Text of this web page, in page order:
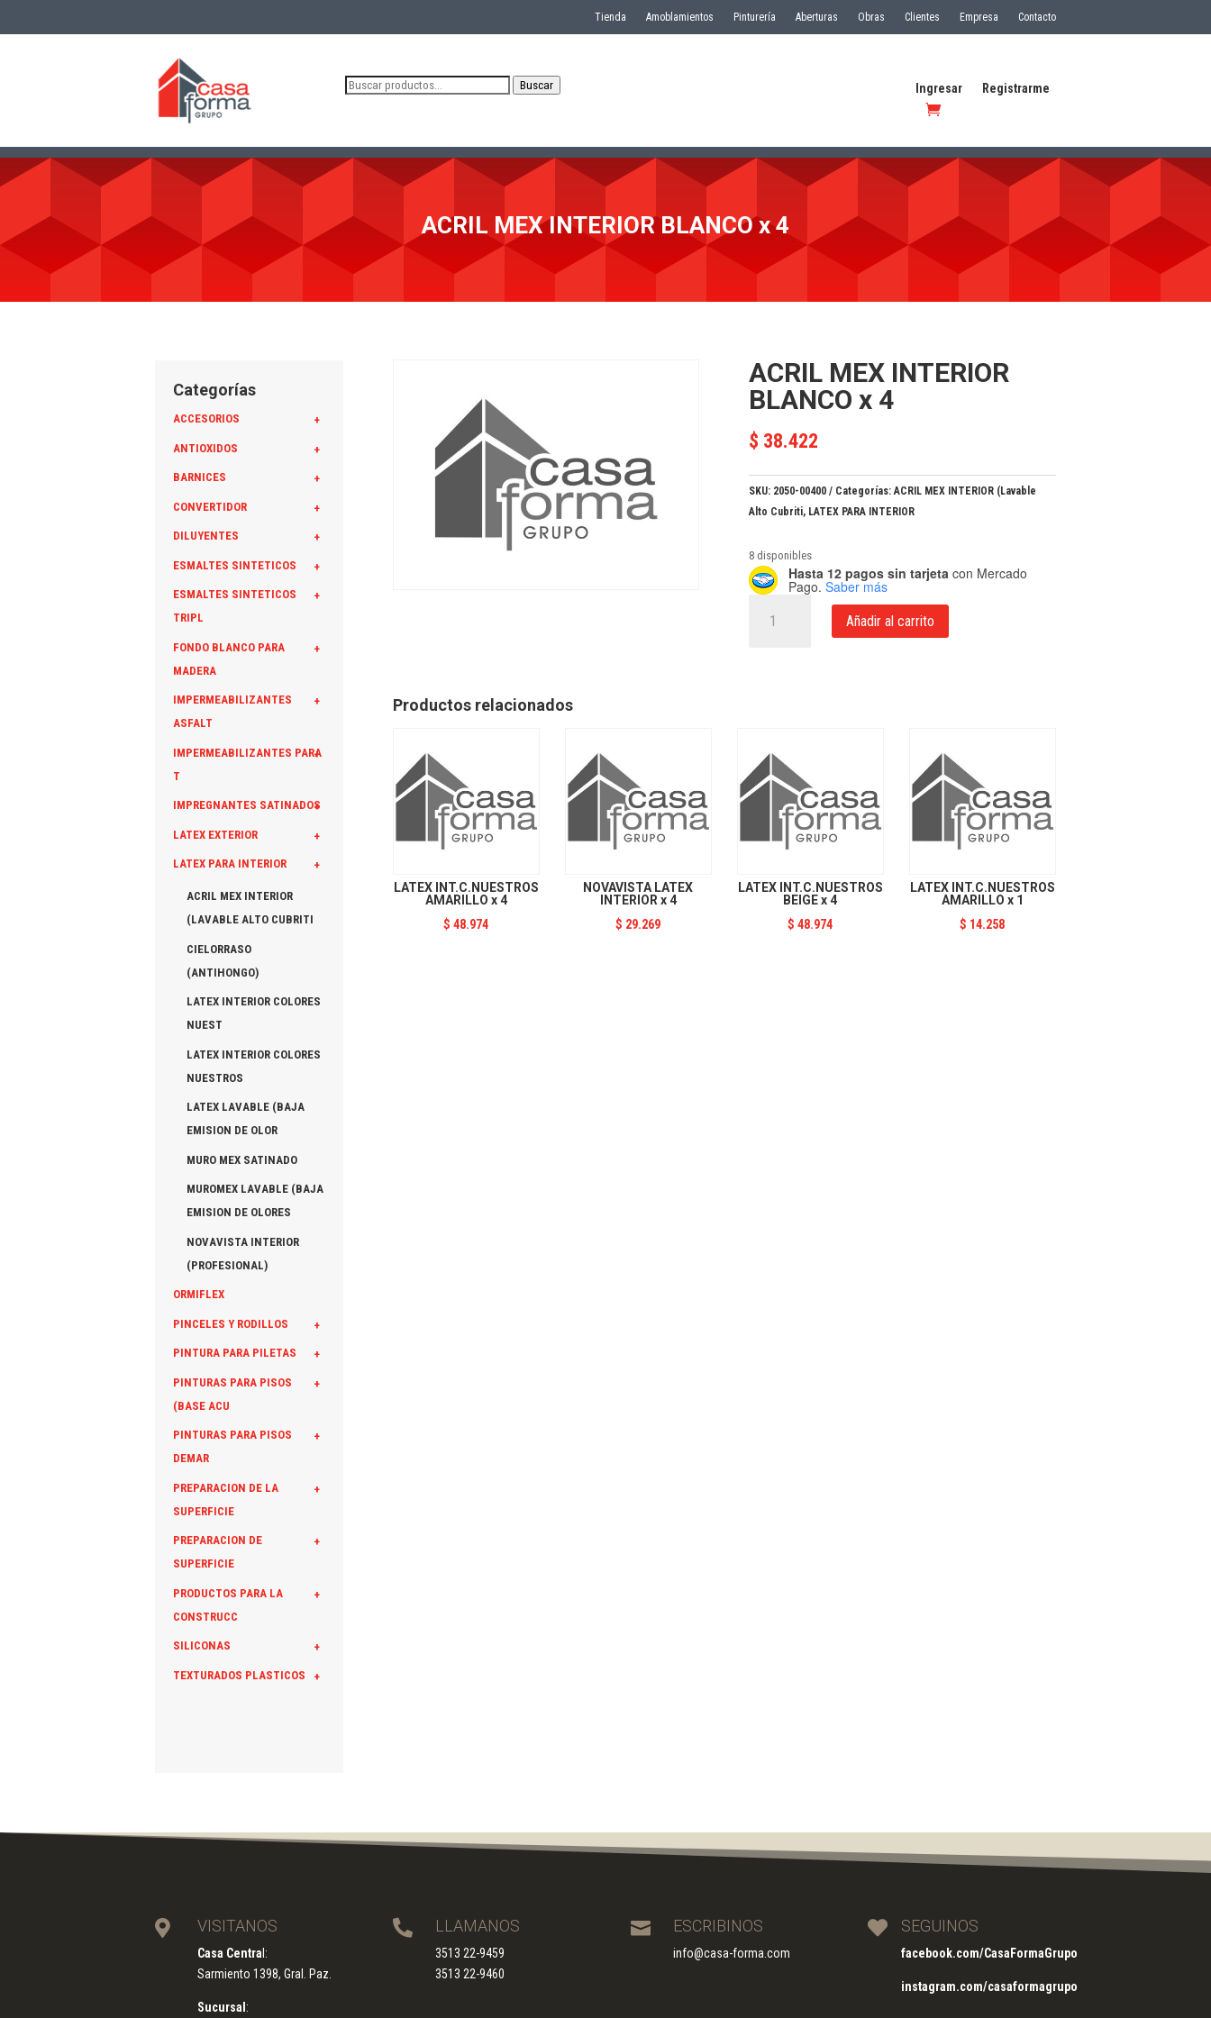
Tienda Amoblamientos Pinturería Aberturas Obras Clientes Empresa Contacto
Buscar
Buscar Ingresar Registrarme
ACRIL MEX INTERIOR BLANCO x 4
Categorías
+
ACCESORIOS
+
ANTIOXIDOS
+
BARNICES
+
CONVERTIDOR
+
DILUYENTES
+
ESMALTES SINTETICOS
+
ESMALTES SINTETICOS
TRIPL
+
FONDO BLANCO PARA
MADERA
+
IMPERMEABILIZANTES
ASFALT
+
IMPERMEABILIZANTES PARA
T
+
IMPREGNANTES SATINADOS
+
LATEX EXTERIOR
+
LATEX PARA INTERIOR
ACRIL MEX INTERIOR
(LAVABLE ALTO CUBRITI
CIELORRASO
(ANTIHONGO)
LATEX INTERIOR COLORES
NUEST
LATEX INTERIOR COLORES
NUESTROS
LATEX LAVABLE (BAJA
EMISION DE OLOR
MURO MEX SATINADO
MUROMEX LAVABLE (BAJA
EMISION DE OLORES
NOVAVISTA INTERIOR
(PROFESIONAL)
ORMIFLEX
+
PINCELES Y RODILLOS
+
PINTURA PARA PILETAS
+
PINTURAS PARA PISOS
(BASE ACU
+
PINTURAS PARA PISOS
DEMAR
+
PREPARACION DE LA
SUPERFICIE
+
PREPARACION DE
SUPERFICIE
+
PRODUCTOS PARA LA
CONSTRUCC
+
SILICONAS
+
TEXTURADOS PLASTICOS
ACRIL MEX INTERIOR
BLANCO x 4
$ 38.422
SKU: 2050-00400 Categorías:ACRIL MEX INTERIOR (Lavable
Alto Cubriti, LATEX PARA INTERIOR
8 disponibles
Hasta 12 pagos sin tarjeta con Mercado
Pago. Saber más
Añadir al carrito
Productos relacionados
LATEX INT.C.NUESTROS
AMARILLO x 4
$ 48.974
NOVAVISTA LATEX
INTERIOR x 4
$ 29.269
LATEX INT.C.NUESTROS
BEIGE x 4
$ 48.974
LATEX INT.C.NUESTROS
AMARILLO x 1
$ 14.258
 VISITANOS
Casa Centra l:
Sarmiento 1398, Gral. Paz.
Sucursal :
 LLAMANOS
3513 22-9459
3513 22-9460
 ESCRIBINOS
info@casa-forma.com
 SEGUINOS
facebook.com/CasaFormaGrupo
instagram.com/casaformagrupo